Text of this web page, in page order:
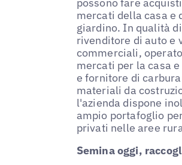
mercati della casa e
giardino. In qualità di
rivenditore di auto e
commerciali,
mercati per la casa
e fornitore di
materiali da
l'azienda dispone
ampio portafoglio
privati nelle aree
Semina oggi,